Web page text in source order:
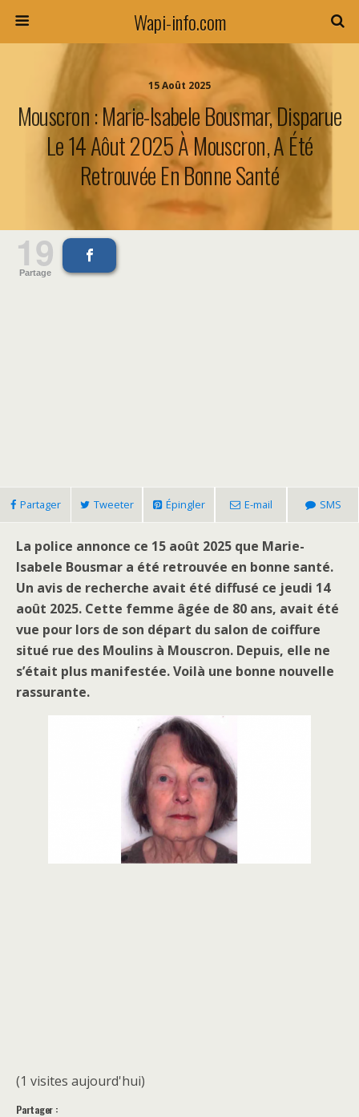
Wapi-info.com
15 Août 2025
Mouscron : Marie-Isabele Bousmar, Disparue
Le 14 Aôut 2025 À Mouscron, A Été
Retrouvée En Bonne Santé
19
Partage
Partager Tweeter Épingler E-mail SMS
La police annonce ce 15 août 2025 que Marie-
Isabele Bousmar a été retrouvée en bonne santé.
Un avis de recherche avait été diffusé ce jeudi 14
août 2025. Cette femme âgée de 80 ans, avait été
vue pour lors de son départ du salon de coiffure
situé rue des Moulins à Mouscron. Depuis, elle ne
s’était plus manifestée. Voilà une bonne nouvelle
rassurante.
(1 visites aujourd'hui)
Partager :